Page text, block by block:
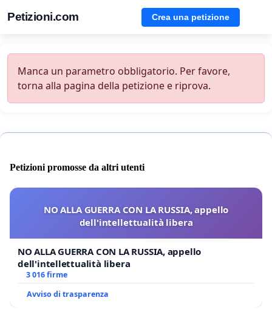
Petizioni.com Crea una petizione
Manca un parametro obbligatorio. Per favore,
torna alla pagina della petizione e riprova.
Petizioni promosse da altri utenti
NO ALLA GUERRA CON LA RUSSIA, appello
dell'intellettualità libera
NO ALLA GUERRA CON LA RUSSIA, appello
dell'intellettualità libera
3 016 firme
Avviso di trasparenza